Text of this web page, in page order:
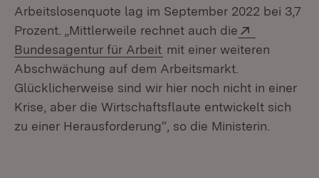
Arbeitslosenquote lag im September 2022 bei 3,7
Prozent. „Mittlerweile rechnet auch die
Bundesagentur für Arbeit (Öffnet in neuem Fenster)
mit einer weiteren
Abschwächung auf dem Arbeitsmarkt.
Glücklicherweise sind wir hier noch nicht in einer
Krise, aber die Wirtschaftsflaute entwickelt sich
zu einer Herausforderung“, so die Ministerin.